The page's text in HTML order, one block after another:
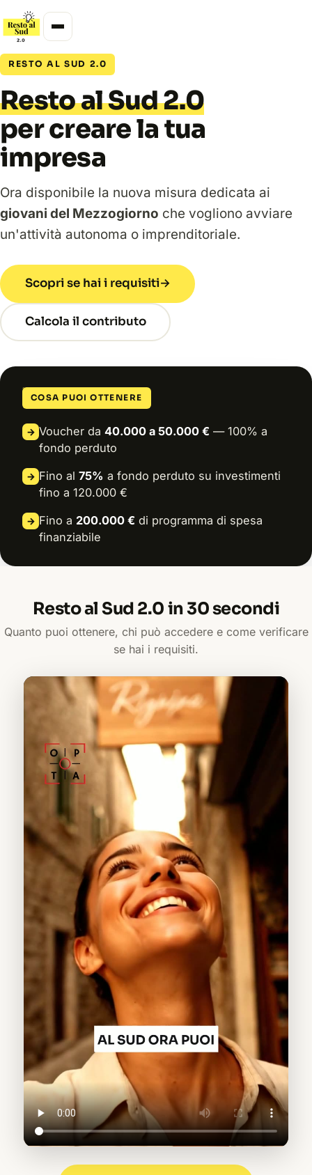
RESTO AL SUD 2.0
Resto al Sud 2.0
per creare la tua
impresa
Ora disponibile la nuova misura dedicata ai
giovani del Mezzogiorno che vogliono avviare
un'attività autonoma o imprenditoriale.
Scopri se hai i requisiti→
Calcola il contributo
COSA PUOI OTTENERE
→ Voucher da 40.000 a 50.000 € — 100% a
fondo perduto
→ Fino al 75% a fondo perduto su investimenti
fino a 120.000 €
→ Fino a 200.000 € di programma di spesa
finanziabile
Resto al Sud 2.0 in 30 secondi
Quanto puoi ottenere, chi può accedere e come verificare
se hai i requisiti.